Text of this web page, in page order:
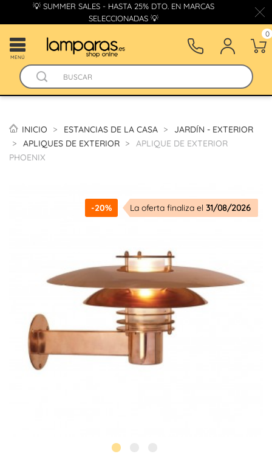
💡 SUMMER SALES - HASTA 25% DTO. EN MARCAS
SELECCIONADAS 💡
MENÚ
0
INICIO ESTANCIAS DE LA CASA
JARDÍN - EXTERIOR
APLIQUES DE EXTERIOR
APLIQUE DE EXTERIOR
PHOENIX
-20% La oferta finaliza el 31/08/2026